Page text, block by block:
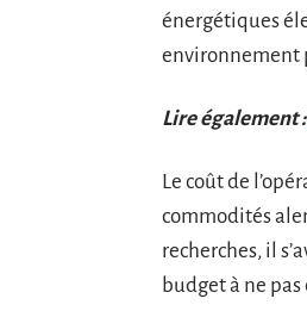
énergétiques
environnement
Lire également :
Le coût de
commodités
recherches, il
budget à ne